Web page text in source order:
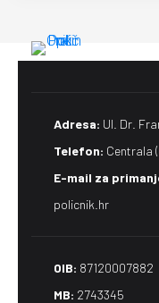
Adresa: Ul. Dr.
Telefon: Centrala
E-mail za
policnik.hr
OIB: 87120007882
MB: 2743345